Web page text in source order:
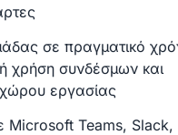
σε πραγματικό
χρήση συνδέσμων και
χώρου εργασίας
Microsoft Teams, Slack,